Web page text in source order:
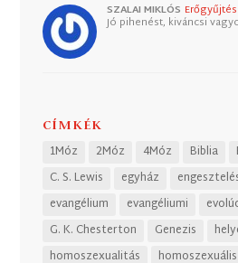
SZALAI MIKLÓS Erőgyűjtés
Jó pihenést, kiváncsi
CÍMKÉK
1Móz 2Móz 4Móz Biblia
C. S. Lewis
egyház
evangélium
evangéliumi
G. K. Chesterton
Genezis
homoszexualitás
homoszexuális